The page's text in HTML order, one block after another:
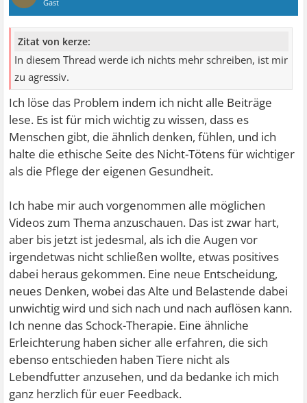
Gast
Zitat von kerze:
In diesem Thread werde ich nichts mehr schreiben, ist mir
zu agressiv.
Ich löse das Problem indem ich nicht alle Beiträge
lese. Es ist für mich wichtig zu wissen, dass es
Menschen gibt, die ähnlich denken, fühlen, und ich
halte die ethische Seite des Nicht-Tötens für wichtiger
als die Pflege der eigenen Gesundheit.
Ich habe mir auch vorgenommen alle möglichen
Videos zum Thema anzuschauen. Das ist zwar hart,
aber bis jetzt ist jedesmal, als ich die Augen vor
irgendetwas nicht schließen wollte, etwas positives
dabei heraus gekommen. Eine neue Entscheidung,
neues Denken, wobei das Alte und Belastende dabei
unwichtig wird und sich nach und nach auflösen kann.
Ich nenne das Schock-Therapie. Eine ähnliche
Erleichterung haben sicher alle erfahren, die sich
ebenso entschieden haben Tiere nicht als
Lebendfutter anzusehen, und da bedanke ich mich
ganz herzlich für euer Feedback.